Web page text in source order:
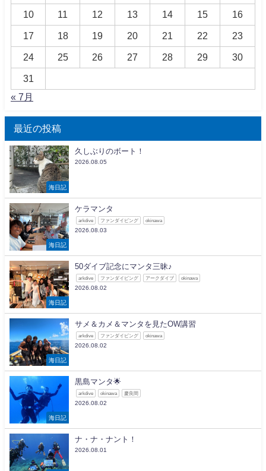
10 11 12 13 14 15 16
17 18 19 20 21 22 23
24 25 26 27 28 29 30
31
« 7月
最近の投稿
海日記
久しぶりのボート！
2026.08.05
海日記
ケラマンタ
arkdive ファンダイビング okinawa
2026.08.03
海日記
50ダイブ記念にマンタ三昧♪
arkdive ファンダイビング アークダイブ okinawa
2026.08.02
海日記
サメ＆カメ＆マンタを見たOW講習
arkdive ファンダイビング okinawa
2026.08.02
海日記
黒島マンタ🌟
arkdive okinawa 慶良間
2026.08.02
ナ・ナ・ナント！
2026.08.01